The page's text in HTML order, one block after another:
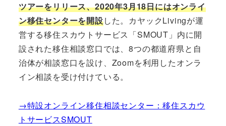
ツアーをリリース、2020年3月18日にはオンライ
ン移住センターを開設した。カヤックLivingが運
営する移住スカウトサービス「SMOUT」内に開
設された移住相談窓口では、8つの都道府県と自
治体が相談窓口を設け、Zoomを利用したオンラ
イン相談を受け付けている。
→特設オンライン移住相談センター：移住スカウ
トサービスSMOUT